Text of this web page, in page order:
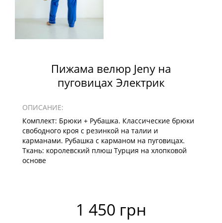
Пижама велюр Jeny на
пуговицах Электрик
ОПИСАНИЕ:
Комплект: Брюки + Рубашка. Классические брюки
свободного кроя с резинкой на талии и
карманами. Рубашка с карманом на пуговицах.
Ткань: королевский плюш Турция на хлопковой
основе
1 450 грн